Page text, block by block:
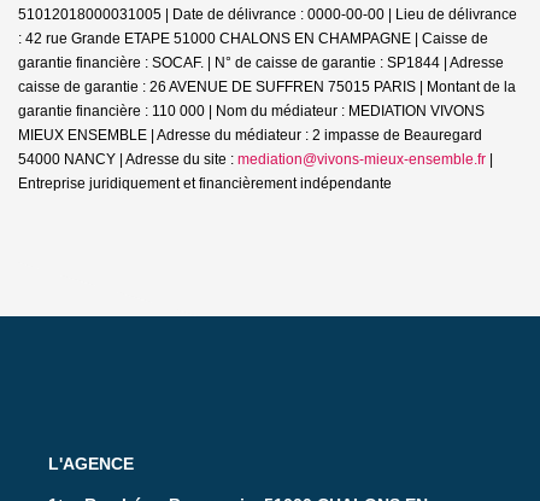
51012018000031005 | Date de délivrance : 0000-00-00 | Lieu de délivrance
: 42 rue Grande ETAPE 51000 CHALONS EN CHAMPAGNE | Caisse de
garantie financière : SOCAF. | N° de caisse de garantie : SP1844 | Adresse
caisse de garantie : 26 AVENUE DE SUFFREN 75015 PARIS | Montant de la
garantie financière : 110 000 | Nom du médiateur : MEDIATION VIVONS
MIEUX ENSEMBLE | Adresse du médiateur : 2 impasse de Beauregard
54000 NANCY | Adresse du site : mediation@vivons-mieux-ensemble.fr |
Entreprise juridiquement et financièrement indépendante
L'AGENCE